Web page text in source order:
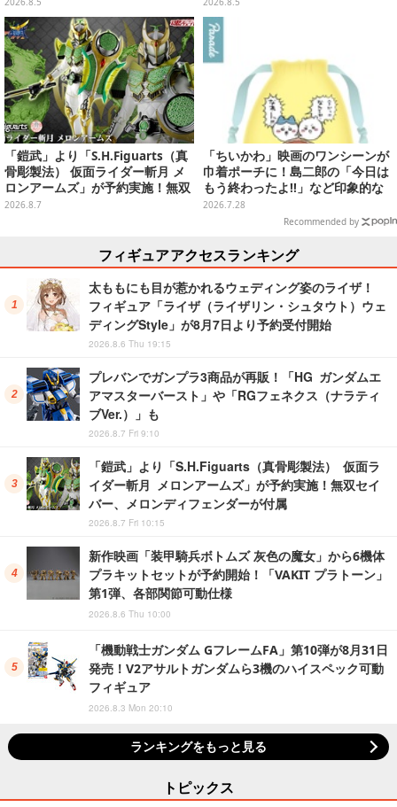
「鎧武」より「S.H.Figuarts（真
骨彫製法） 仮面ライダー斬月 メ
ロンアームズ」が予約実施！無双
セイバー、メロンディフェンダー
2026.8.7
「ちいかわ」映画のワンシーンが
巾着ポーチに！島二郎の「今日は
もう終わったよ!!」など印象的な
全6種がカプセルトイにて発売
2026.7.28
Recommended by
フィギュアアクセスランキング
太ももにも目が惹かれるウェディング姿のライザ！
フィギュア「ライザ（ライザリン・シュタウト）ウェ
ディングStyle」が8月7日より予約受付開始
2026.8.6 Thu 19:15
プレバンでガンプラ3商品が再販！「HG ガンダムエ
アマスターバースト」や「RGフェネクス（ナラティ
ブVer.）」も
2026.8.7 Fri 9:10
「鎧武」より「S.H.Figuarts（真骨彫製法） 仮面ラ
イダー斬月 メロンアームズ」が予約実施！無双セイ
バー、メロンディフェンダーが付属
2026.8.7 Fri 10:15
新作映画「装甲騎兵ボトムズ 灰色の魔女」から6機体
プラキットセットが予約開始！「VAKIT プラトーン」
第1弾、各部関節可動仕様
2026.8.6 Thu 10:00
「機動戦士ガンダム GフレームFA」第10弾が8月31日
発売！V2アサルトガンダムら3機のハイスペック可動
フィギュア
2026.8.3 Mon 20:10
ランキングをもっと見る
トピックス